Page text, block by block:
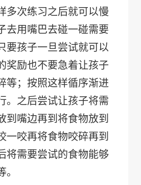
多次练习之后就可以慢
去用嘴巴去碰一碰需要
要孩子一旦尝试就可以
奖励也不要急着让孩子
等；按照这样循序渐进
。之后尝试让孩子将需
到嘴边再到将食物放到
一咬再将食物咬碎再到
将需要尝试的食物能够
。